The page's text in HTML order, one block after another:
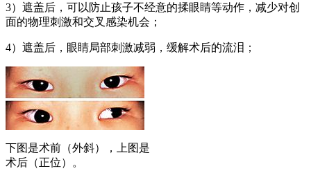
3）遮盖后，可以防止孩子不经意的揉眼睛等动作，减少对创
面的物理刺激和交叉感染机会；
4）遮盖后，眼睛局部刺激减弱，缓解术后的流泪；
下图是术前（外斜），上图是
术后（正位）。